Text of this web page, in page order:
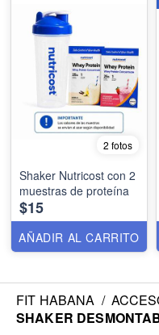
2 fotos
Shaker Nutricost con 2
muestras de proteína
$15
AÑADIR AL CARRITO
FIT HABANA /
SHAKER